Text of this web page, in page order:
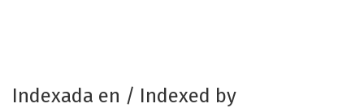
Indexada en / Indexed by